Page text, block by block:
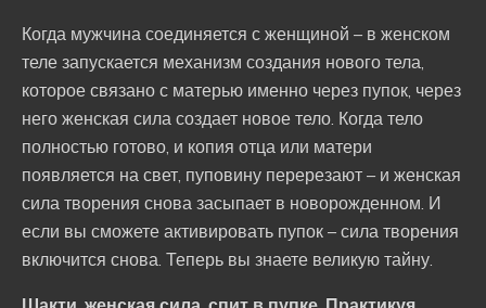
Когда мужчина соединяется с женщиной – в женском
теле запускается механизм создания нового тела,
которое связано с матерью именно через пупок, через
него женская сила создает новое тело. Когда тело
полностью готово, и копия отца или матери
появляется на свет, пуповину перерезают – и женская
сила творения снова засыпает в новорожденном. И
если вы сможете активировать пупок – сила творения
включится снова. Теперь вы знаете великую тайну.